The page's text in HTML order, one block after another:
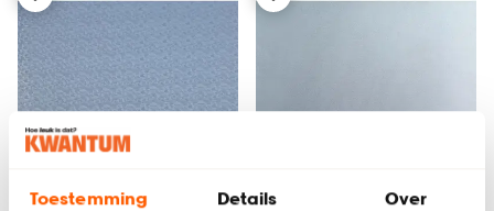
Toestemming Details Over